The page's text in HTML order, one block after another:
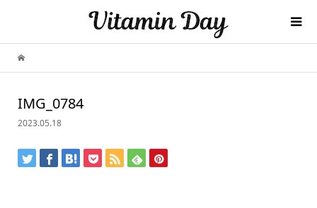
IMG_0784
2023.05.18